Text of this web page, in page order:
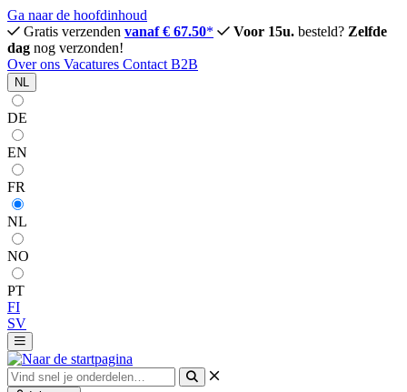
Ga naar de hoofdinhoud
Gratis verzenden vanaf € 67.50* Voor 15u. besteld? Zelfde
dag nog verzonden!
Over ons Vacatures Contact B2B
NL
DE
EN
FR
NL
NO
PT
FI
SV